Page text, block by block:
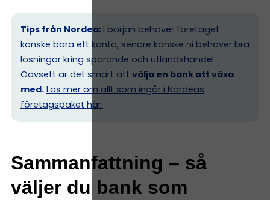
Tips från Nordea: I början behöver företaget
kanske bara ett konto, senare kanske ni behöver bra
lösningar kring sparande och utlandshandel.
Oavsett är det smart att välja en bank att växa
med. Läs mer om allt som ingår i Nordeas
företagspaket här.
Sammanfattning – så
väljer du bank som